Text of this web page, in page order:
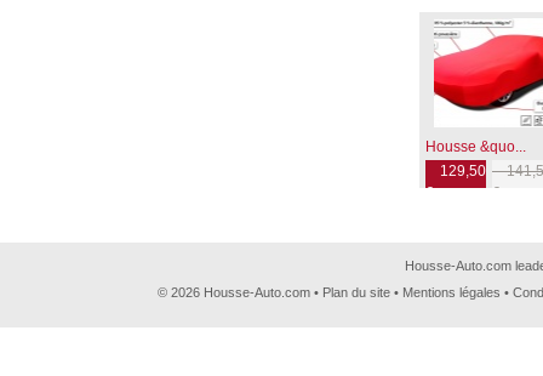
Housse &quo...
129,50
€
€
Housse-Auto.com
© 2026 Housse-Auto.com • Plan du site • Mentions légales •